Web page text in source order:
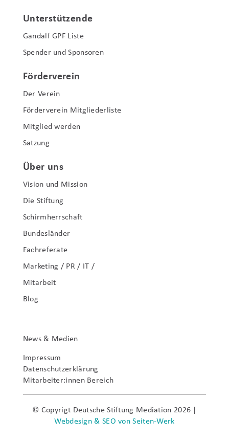
Unterstützende
Gandalf GPF Liste
Spender und Sponsoren
Förderverein
Der Verein
Förderverein Mitgliederliste
Mitglied werden
Satzung
Über uns
Vision und Mission
Die Stiftung
Schirmherrschaft
Bundesländer
Fachreferate
Marketing / PR / IT /
Mitarbeit
Blog
News & Medien
Impressum
Datenschutzerklärung
Mitarbeiter:innen Bereich
© Copyrigt Deutsche Stiftung Mediation 2026 |
Webdesign & SEO von Seiten-Werk